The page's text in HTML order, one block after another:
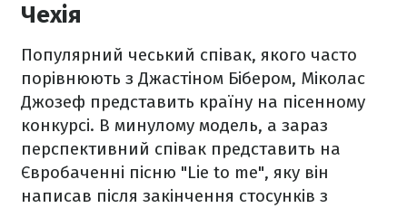
Чехія
Популярний чеський співак, якого часто
порівнюють з Джастіном Бібером, Міколас
Джозеф представить країну на пісенному
конкурсі. В минулому модель, а зараз
перспективний співак представить на
Євробаченні пісню "Lie to me", яку він
написав після закінчення стосунків з